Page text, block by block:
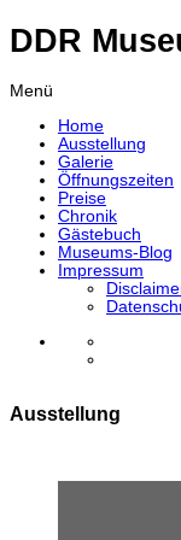
DDR
Menü
Home
Ausstellung
Galerie
Öffnungszeiten
Preise
Chronik
Gästebuch
Museums-Blog
Impressum
Ausstellung